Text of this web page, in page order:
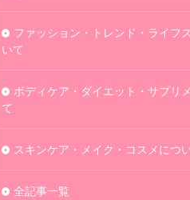
ファッション・トレンド・ライフ
いて
ボディケア・ダイエット・サプリ
て
スキンケア・メイク・コスメにつ
全記事一覧